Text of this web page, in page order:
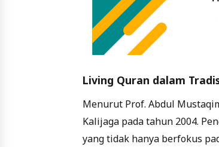
Living Quran dalam
Menurut Prof. Abdul
Kalijaga pada tahun 2004.
yang tidak hanya berfokus